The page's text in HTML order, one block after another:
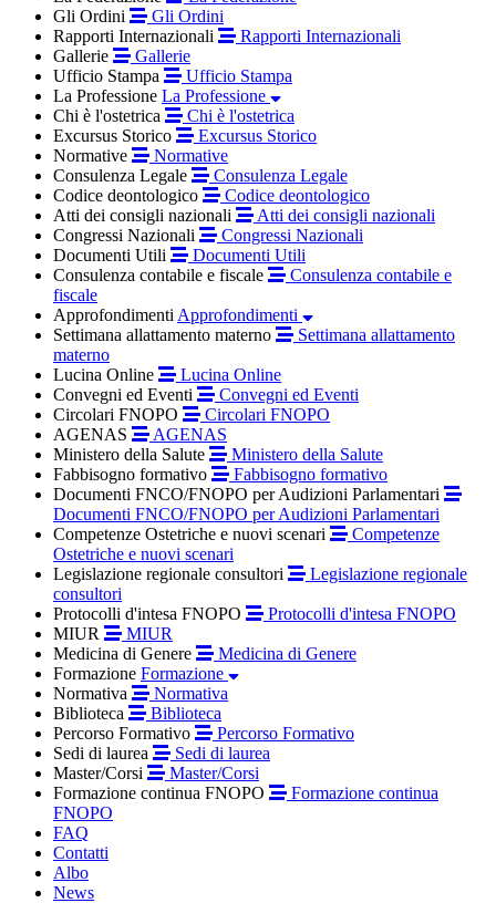
Gli Ordini
Gli Ordini
Rapporti Internazionali
Rapporti Internazionali
Gallerie
Gallerie
Ufficio Stampa
Ufficio Stampa
La Professione La Professione
Chi è l'ostetrica
Chi è l'ostetrica
Excursus Storico
Excursus Storico
Normative
Normative
Consulenza Legale
Consulenza Legale
Codice deontologico
Codice deontologico
Atti dei consigli nazionali
Atti dei consigli nazionali
Congressi Nazionali
Congressi Nazionali
Documenti Utili
Documenti Utili
Consulenza contabile e fiscale
Consulenza contabile e
fiscale
Approfondimenti Approfondimenti
Settimana allattamento materno
Settimana allattamento
materno
Lucina Online
Lucina Online
Convegni ed Eventi
Convegni ed Eventi
Circolari FNOPO
Circolari FNOPO
AGENAS
AGENAS
Ministero della Salute
Ministero della Salute
Fabbisogno formativo
Fabbisogno formativo
Documenti FNCO/FNOPO per Audizioni Parlamentari
Documenti FNCO/FNOPO per Audizioni Parlamentari
Competenze Ostetriche e nuovi scenari
Competenze
Ostetriche e nuovi scenari
Legislazione regionale consultori
Legislazione regionale
consultori
Protocolli d'intesa FNOPO
Protocolli d'intesa FNOPO
MIUR
MIUR
Medicina di Genere
Medicina di Genere
Formazione Formazione
Normativa
Normativa
Biblioteca
Biblioteca
Percorso Formativo
Percorso Formativo
Sedi di laurea
Sedi di laurea
Master/Corsi
Master/Corsi
Formazione continua FNOPO
Formazione continua
FNOPO
FAQ
Contatti
Albo
News